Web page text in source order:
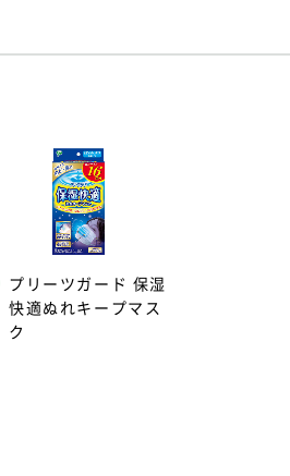
プリーツガード 保湿
快適ぬれキープマス
ク